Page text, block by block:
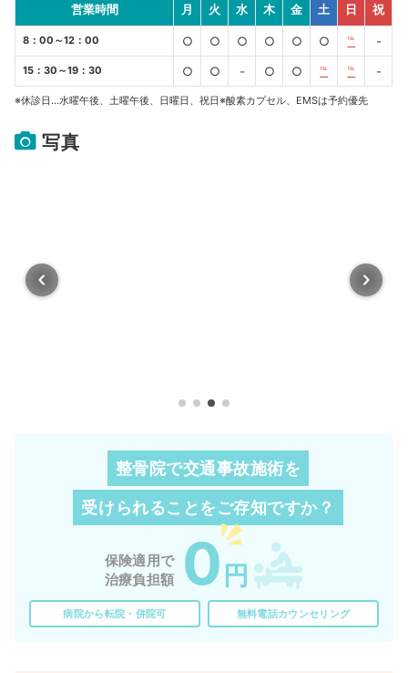
営業時間 月 火 水 木 金 土 日 祝
8：00～12：00 ○ ○ ○ ○ ○ ○ ℡ -
15：30～19：30 ○ ○ - ○ ○ ℡ ℡ -
※休診日…水曜午後、土曜午後、日曜日、祝日※酸素カプセル、EMSは予約優先
写真
整骨院で交通事故施術を
受けられることをご存知ですか？
保険適用で
治療負担額
0 円
病院から転院・併院可 無料電話カウンセリング